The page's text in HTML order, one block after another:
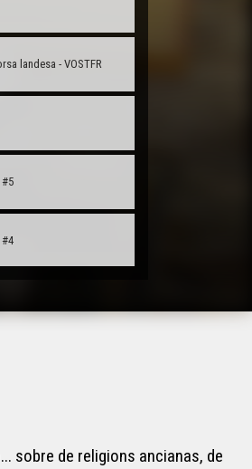
landesa - VOSTFR
sobre de religions ancianas, de